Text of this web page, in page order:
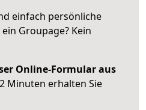
einfach persönliche
Groupage? Kein
Online-Formular aus
Minuten erhalten Sie